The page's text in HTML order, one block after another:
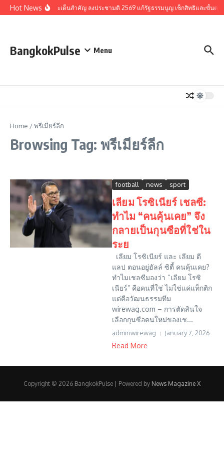
Skip to content
Hot Newsรวมประเด็นสำคัญ ลงประชามติ 2569 แก้รัฐธรรมนูญ เช็กสิทธิและขั้นตอ
BangkokPulse Menu
Home /พรีเมียร์ลีก
Browsing Tag: พรีเมียร์ลีก
football news sport
เลียม โรซิเนียร์ เชลซี:
ทำไม “คนคุ้นเคย” จึง
กลายเป็นกุนซือที่ใช่ใน
ระย
เลียม โรซิเนียร์ และ เลียม ดี
แลป ตอนอยู่ฮัลล์ ซิตี้ คนคุ้นเคย?
ทำไมเชลซีมองว่า “เลียม โรซิ
เนียร์” คือคนที่ใช่ ไม่ใช่แค่แท็กติก
แต่คือวัฒนธรรมทีม
wirewag.com – การตัดสินใจ
เลือกกุนซือคนใหม่ของเช...
adminwirewag January 7, 2026
Read More
Copyright © 2026 BangkokPulse | Powered by News Magazine X